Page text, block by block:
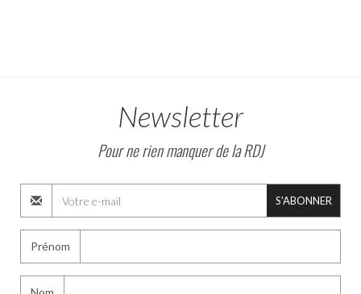
Newsletter
Pour ne rien manquer de la RDJ
S'ABONNER
Prénom